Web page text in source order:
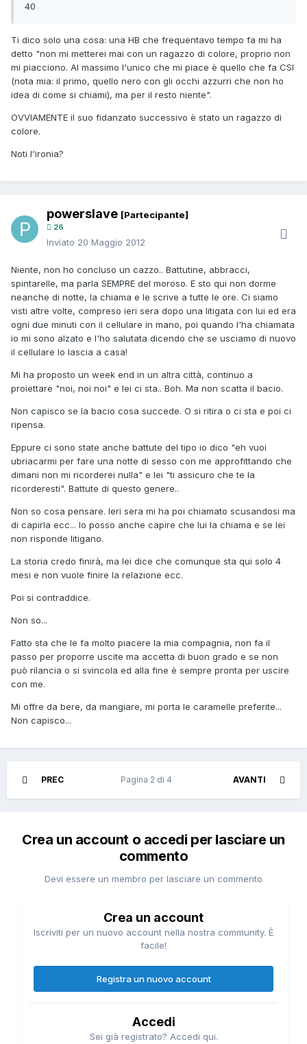
40
Ti dico solo una cosa: una HB che frequentavo tempo fa mi ha
detto "non mi metterei mai con un ragazzo di colore, proprio non
mi piacciono. Al massimo l'unico che mi piace è quello che fa CSI
(nota mia: il primo, quello nero con gli occhi azzurri che non ho
idea di come si chiami), ma per il resto niente".
OVVIAMENTE il suo fidanzato successivo è stato un ragazzo di
colore.
Noti l'ironia?
powerslave [Partecipante]
26
Inviato 20 Maggio 2012
Niente, non ho concluso un cazzo.. Battutine, abbracci,
spintarelle, ma parla SEMPRE del moroso. E sto qui non dorme
neanche di notte, la chiama e le scrive a tutte le ore. Ci siamo
visti altre volte, compreso ieri sera dopo una litigata con lui ed era
ogni due minuti con il cellulare in mano, poi quando l'ha chiamata
io mi sono alzato e l'ho salutata dicendo che se usciamo di nuovo
il cellulare lo lascia a casa!
Mi ha proposto un week end in un altra città, continuo a
proiettare "noi, noi noi" e lei ci sta.. Boh. Ma non scatta il bacio.
Non capisco se la bacio cosa succede. O si ritira o ci sta e poi ci
ripensa.
Eppure ci sono state anche battute del tipo io dico "eh vuoi
ubriacarmi per fare una notte di sesso con me approfittando che
dimani non mi ricorderei nulla" e lei "ti assicuro che te la
ricorderesti". Battute di questo genere..
Non so cosa pensare. Ieri sera mi ha poi chiamato scusandosi ma
di capirla ecc... Io posso anche capire che lui la chiama e se lei
non risponde litigano.
La storia credo finirà, ma lei dice che comunque sta qui solo 4
mesi e non vuole finire la relazione ecc.
Poi si contraddice.
Non so...
Fatto sta che le fa molto piacere la mia compagnia, non fa il
passo per proporre uscite ma accetta di buon grado e se non
può rilancia o si svincola ed alla fine è sempre pronta per uscire
con me.
Mi offre da bere, da mangiare, mi porta le caramelle preferite...
Non capisco...
PREC AVANTI
Pagina 2 di 4
Crea un account o accedi per lasciare un
commento
Devi essere un membro per lasciare un commento
Crea un account
Iscriviti per un nuovo account nella nostra community. È
facile!
Registra un nuovo account
Accedi
Sei già registrato? Accedi qui.